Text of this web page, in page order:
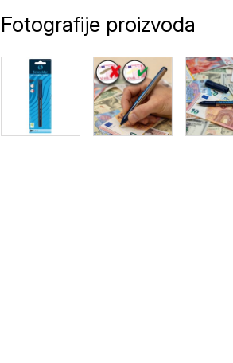
Fotografije proizvoda